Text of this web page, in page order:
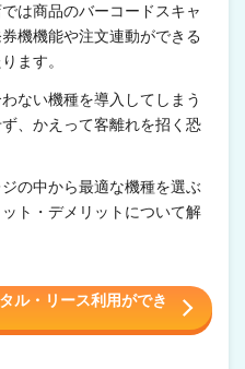
は商品のバーコードスキャ
機機能や注文連動ができる
ます。
ない機種を導入してしまう
、かえって客離れを招く恐
の中から最適な機種を選ぶ
ト・デメリットについて解
ル・リース利用ができ